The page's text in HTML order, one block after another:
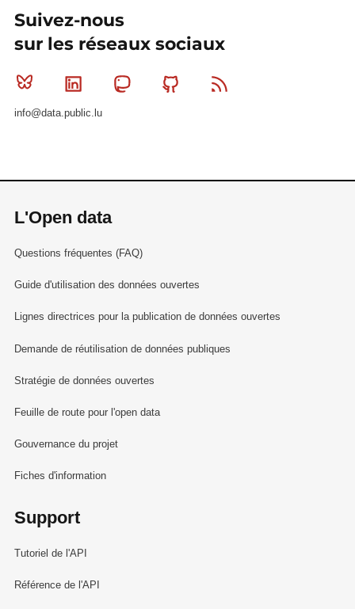
Suivez-nous
sur les réseaux sociaux
Bluesky Linkedin MastodonGithub
info@data.public.lu
L'Open data
Questions fréquentes (FAQ)
Guide d'utilisation des données ouvertes
Lignes directrices pour la publication de données ouvertes
Demande de réutilisation de données publiques
Stratégie de données ouvertes
Feuille de route pour l'open data
Gouvernance du projet
Fiches d'information
Support
Tutoriel de l'API
Référence de l'API